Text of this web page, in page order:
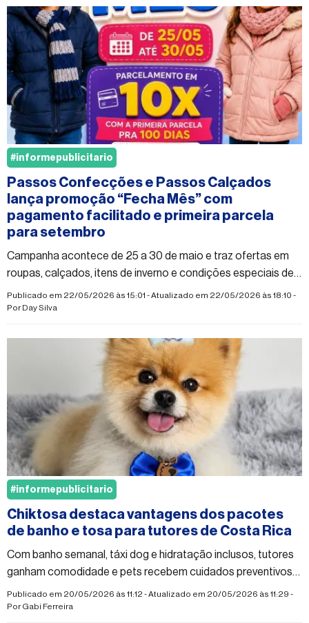
Passos Confecções e Passos Calçados
lança promoção “Fecha Mês” com
pagamento facilitado e primeira parcela
para setembro
Campanha acontece de 25 a 30 de maio e traz ofertas em
roupas, calçados, itens de inverno e condições especiais de
pagamento para os consumidores de Costa Rica
Publicado em 22/05/2026 às 15:01 - Atualizado em 22/05/2026 às 18:10 -
PorDay Silva
#informepublicitario
Chiktosa destaca vantagens dos pacotes
de banho e tosa para tutores de Costa Rica
Com banho semanal, táxi dog e hidratação inclusos, tutores
ganham comodidade e pets recebem cuidados preventivos
constantes
Publicado em 20/05/2026 às 11:12 - Atualizado em 20/05/2026 às 11:29 -
PorGabi Ferreira
#informepublicitario